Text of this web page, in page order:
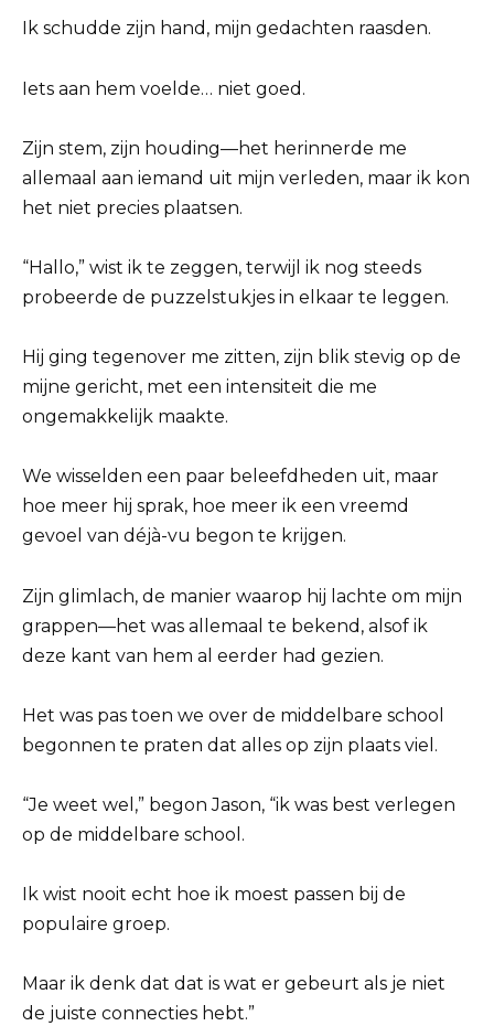
Ik schudde zijn hand, mijn gedachten raasden.
Iets aan hem voelde… niet goed.
Zijn stem, zijn houding—het herinnerde me
allemaal aan iemand uit mijn verleden, maar ik kon
het niet precies plaatsen.
“Hallo,” wist ik te zeggen, terwijl ik nog steeds
probeerde de puzzelstukjes in elkaar te leggen.
Hij ging tegenover me zitten, zijn blik stevig op de
mijne gericht, met een intensiteit die me
ongemakkelijk maakte.
We wisselden een paar beleefdheden uit, maar
hoe meer hij sprak, hoe meer ik een vreemd
gevoel van déjà-vu begon te krijgen.
Zijn glimlach, de manier waarop hij lachte om mijn
grappen—het was allemaal te bekend, alsof ik
deze kant van hem al eerder had gezien.
Het was pas toen we over de middelbare school
begonnen te praten dat alles op zijn plaats viel.
“Je weet wel,” begon Jason, “ik was best verlegen
op de middelbare school.
Ik wist nooit echt hoe ik moest passen bij de
populaire groep.
Maar ik denk dat dat is wat er gebeurt als je niet
de juiste connecties hebt.”